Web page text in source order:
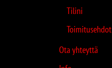
Tilini
Toimitusehdot
Ota yhteyttä